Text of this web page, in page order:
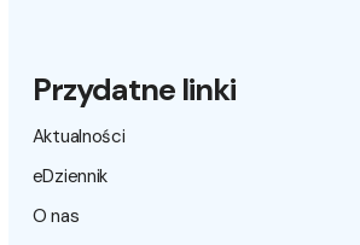
Przydatne linki
Aktualności
eDziennik
O nas